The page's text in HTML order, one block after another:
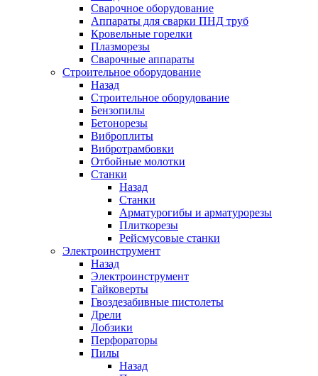
Сварочное оборудование
Аппараты для сварки ПНД труб
Кровельные горелки
Плазморезы
Сварочные аппараты
Строительное оборудование
Назад
Строительное оборудование
Бензопилы
Бетонорезы
Виброплиты
Вибротрамбовки
Отбойные молотки
Станки
Назад
Станки
Арматурогибы и арматурорезы
Плиткорезы
Рейсмусовые станки
Электроинструмент
Назад
Электроинструмент
Гайковерты
Гвоздезабивные пистолеты
Дрели
Лобзики
Перфораторы
Пилы
Назад